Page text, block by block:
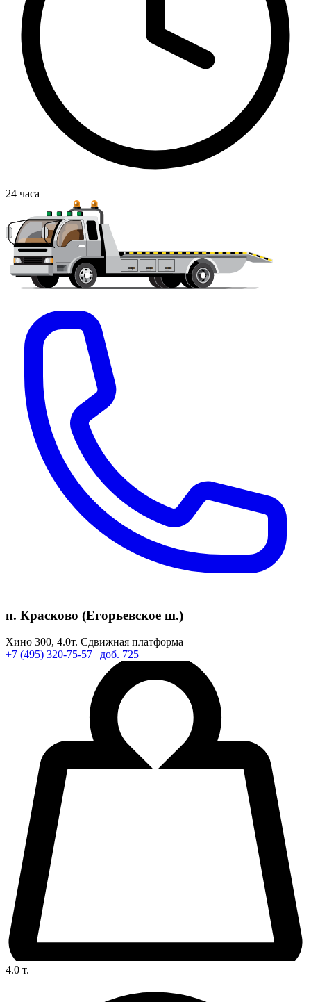
24 часа
п. Красково (Егорьевское ш.)
Хино 300, 4.0т. Сдвижная платформа
+7 (495) 320-75-57 | доб. 725
4.0 т.